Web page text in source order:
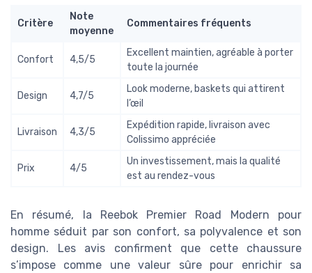
Critère
Note
moyenne
Commentaires fréquents
Confort 4,5/5
Excellent maintien, agréable à porter
toute la journée
Design 4,7/5
Look moderne, baskets qui attirent
l’œil
Livraison 4,3/5
Expédition rapide, livraison avec
Colissimo appréciée
Prix 4/5
Un investissement, mais la qualité
est au rendez-vous
En résumé, la Reebok Premier Road Modern pour
homme séduit par son confort, sa polyvalence et son
design. Les avis confirment que cette chaussure
s’impose comme une valeur sûre pour enrichir sa